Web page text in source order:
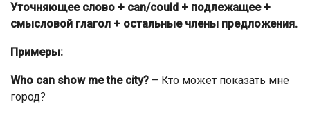
Уточняющее слово + can/could + подлежащее +
смысловой глагол + остальные члены предложения.
Примеры:
Who can show me the city? – Кто может показать мне
город?